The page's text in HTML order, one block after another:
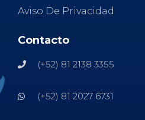
Aviso De Privacidad
Contacto
(+52) 81 2138 3355
(+52) 81 2027 6731